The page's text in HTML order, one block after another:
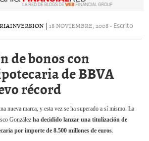
INVERSION | 18 NOVIEMBRE, 2008- Escrito
de bonos con
de BBVA
récord
nueva marca, y esta vez se ha superado a sí mismo. La
González ha decidido lanzar una titulización de
por importe de 8.500 millones de euros.